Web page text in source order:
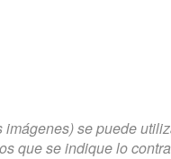
se puede
que se indique lo